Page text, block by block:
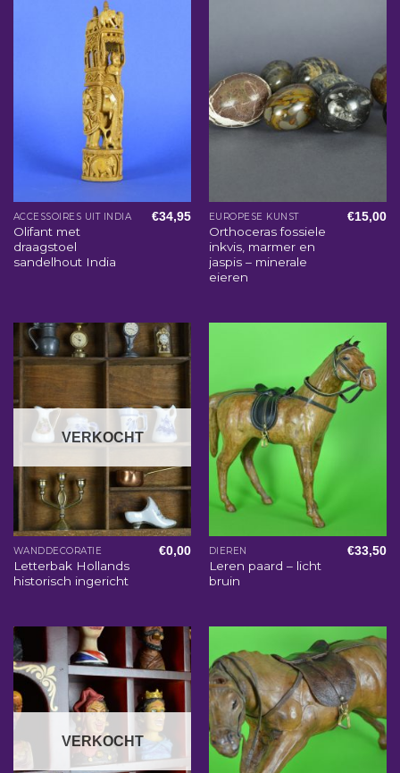
ACCESSOIRES UIT INDIA
Olifant met
draagstoel
sandelhout India
€34,95 EUROPESE KUNST
Orthoceras fossiele
inkvis, marmer en
jaspis – minerale
eieren
€15,00
VERKOCHT
WANDDECORATIE
Letterbak Hollands
historisch ingericht
€0,00 DIEREN
Leren paard – licht
bruin
€33,50
VERKOCHT